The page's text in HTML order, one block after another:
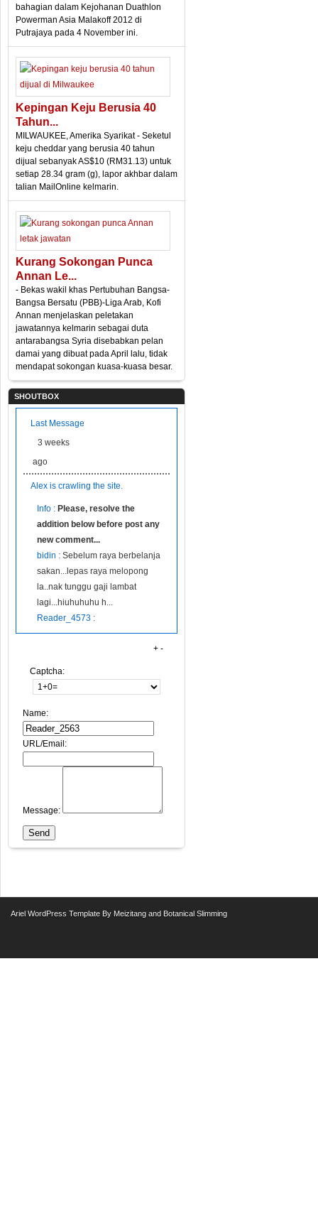
bahagian dalam Kejohanan Duathlon
Powerman Asia Malakoff 2012 di
Putrajaya pada 4 November ini.
Kepingan Keju Berusia 40
Tahun...
MILWAUKEE, Amerika Syarikat - Seketul
keju cheddar yang berusia 40 tahun
dijual sebanyak AS$10 (RM31.13) untuk
setiap 28.34 gram (g), lapor akhbar dalam
talian MailOnline kelmarin.
Kurang Sokongan Punca
Annan Le...
- Bekas wakil khas Pertubuhan Bangsa-
Bangsa Bersatu (PBB)-Liga Arab, Kofi
Annan menjelaskan peletakan
jawatannya kelmarin sebagai duta
antarabangsa Syria disebabkan pelan
damai yang dibuat pada April lalu, tidak
mendapat sokongan kuasa-kuasa besar.
SHOUTBOX
Last Message
3 weeks
ago
Alex is crawling the site.
Info : Please, resolve the
addition below before post any
new comment...
bidin : Sebelum raya berbelanja
sakan...lepas raya melopong
la..nak tunggu gaji lambat
lagi...hiuhuhuhu h...
Reader_4573 :
+ -
Captcha:
Name:
URL/Email:
Message:
Ariel WordPress Template By Meizitang and Botanical Slimming